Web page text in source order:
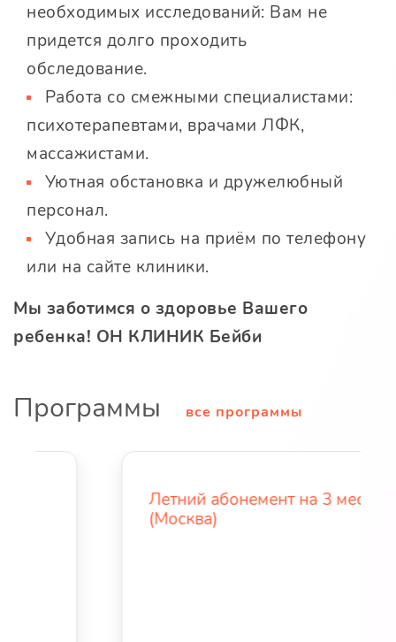
необходимых исследований: Вам не
придется долго проходить
обследование.
Работа со смежными специалистами:
психотерапевтами, врачами ЛФК,
массажистами.
Уютная обстановка и дружелюбный
персонал.
Удобная запись на приём по телефону
или на сайте клиники.
Мы заботимся о здоровье Вашего
ребенка! ОН КЛИНИК Бейби
Программы все программы
Летний абонемент на 3 месяца